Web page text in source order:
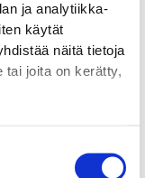
ja analytiikka-
käytät
näitä tietoja
tai joita on kerätty,
tulee olla
yrityksistä,